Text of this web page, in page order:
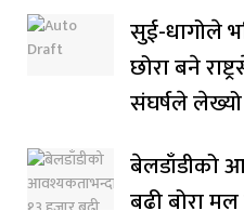
सुई-धागोले
छोरा बने
संघर्षले
बेलडाँडीको
बढी बोरा